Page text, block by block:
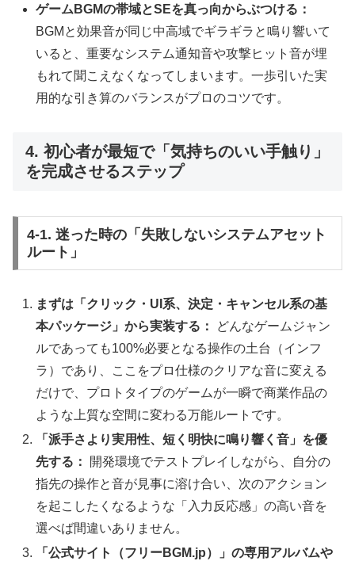
ゲームBGMの帯域とSEを真っ向からぶつける：
BGMと効果音が同じ中高域でギラギラと鳴り響いて
いると、重要なシステム通知音や攻撃ヒット音が埋
もれて聞こえなくなってしまいます。一歩引いた実
用的な引き算のバランスがプロのコツです。
4. 初心者が最短で「気持ちのいい手触り」
を完成させるステップ
4-1. 迷った時の「失敗しないシステムアセット
ルート」
まずは「クリック・UI系、決定・キャンセル系の基
本パッケージ」から実装する：
どんなゲームジャン
ルであっても100%必要となる操作の土台（インフ
ラ）であり、ここをプロ仕様のクリアな音に変える
だけで、プロトタイプのゲームが一瞬で商業作品の
ような上質な空間に変わる万能ルートです。
「派手さより実用性、短く明快に鳴り響く音」を優
先する：
開発環境でテストプレイしながら、自分の
指先の操作と音が見事に溶け合い、次のアクション
を起こしたくなるような「入力反応感」の高い音を
選べば間違いありません。
「公式サイト（フリーBGM.jp）」の専用アルバムや